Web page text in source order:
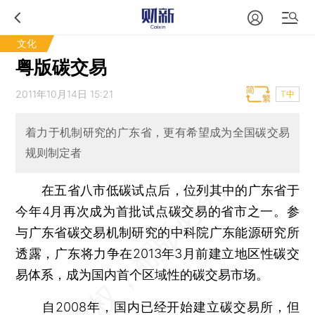
文化
粤版碳交易
2011年10月14日 15:21 T中
着力于机制研究的广东省，更有希望成为全国碳交易
规则制定者
在五省八市低碳试点后，位列其中的广东省于
今年4月再次成为首批试点碳交易的省市之一。参
与广东省碳交易机制研究的中科院广东能源研究所
透露，广东将力争在2013年3月前建立地区性碳交
易体系，成为国内首个区域性的碳交易市场。
自2008年，国内已经开始建立碳交易所，但